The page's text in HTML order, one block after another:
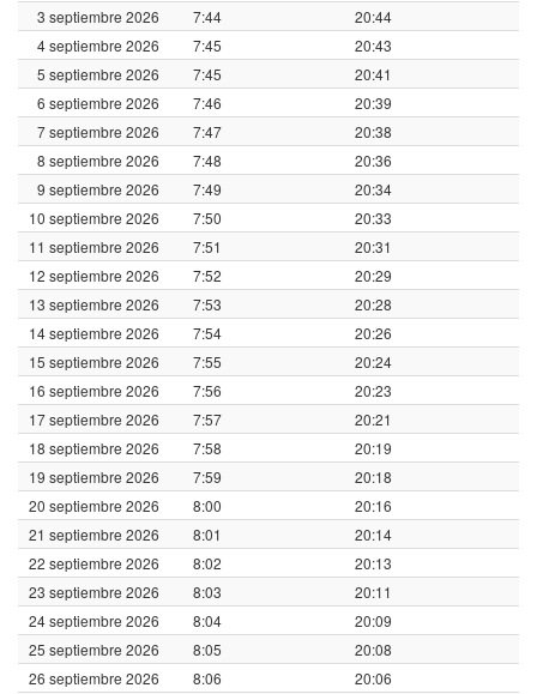
3 septiembre 2026 7:44
20:44
4 septiembre 2026
7:45
20:43
5 septiembre 2026
7:45
20:41
6 septiembre 2026
7:46
20:39
7 septiembre 2026
7:47
20:38
8 septiembre 2026
7:48
20:36
9 septiembre 2026
7:49
20:34
10 septiembre 2026
7:50
20:33
11 septiembre 2026
7:51
20:31
12 septiembre 2026
7:52
20:29
13 septiembre 2026
7:53
20:28
14 septiembre 2026
7:54
20:26
15 septiembre 2026
7:55
20:24
16 septiembre 2026
7:56
20:23
17 septiembre 2026
7:57
20:21
18 septiembre 2026
7:58
20:19
19 septiembre 2026
7:59
20:18
20 septiembre 2026
8:00
20:16
21 septiembre 2026
8:01
20:14
22 septiembre 2026
8:02
20:13
23 septiembre 2026
8:03
20:11
24 septiembre 2026
8:04
20:09
25 septiembre 2026
8:05
20:08
26 septiembre 2026
8:06
20:06